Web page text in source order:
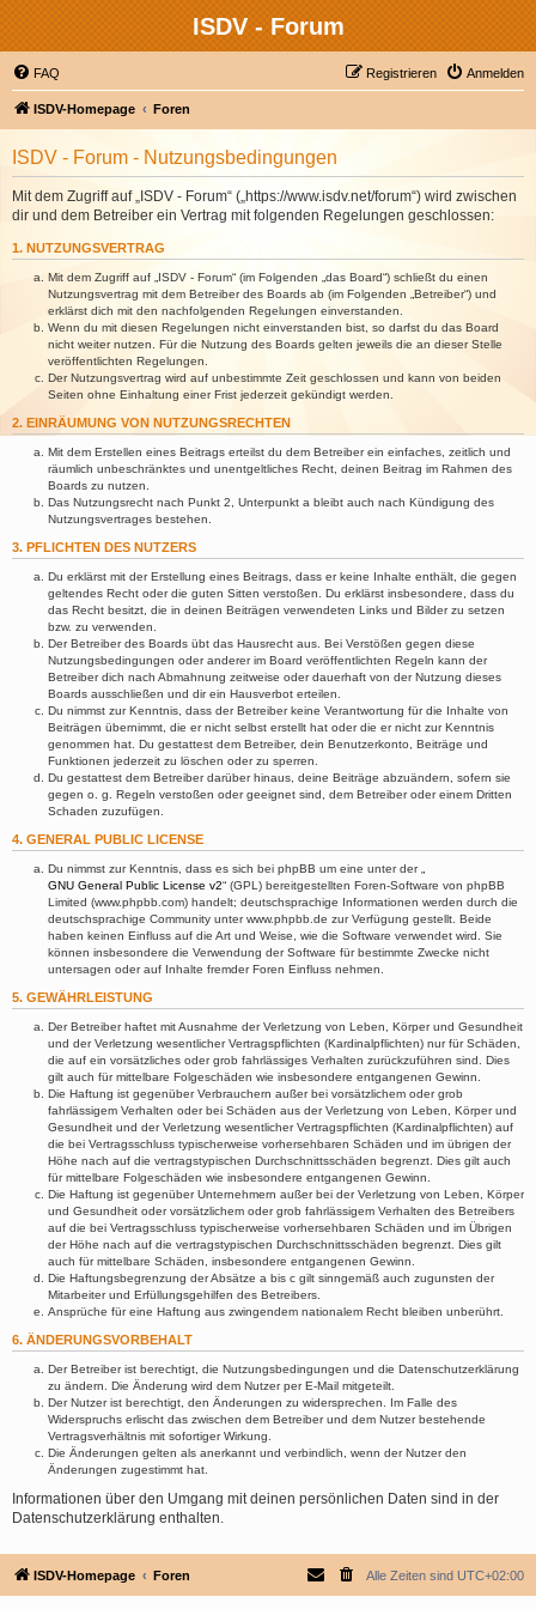
ISDV - Forum
FAQ Anmelden
Registrieren
ISDV-Homepage Foren
ISDV - Forum - Nutzungsbedingungen
Mit dem Zugriff auf „ISDV - Forum“ („https://www.isdv.net/forum“) wird zwischen
dir und dem Betreiber ein Vertrag mit folgenden Regelungen geschlossen:
1. NUTZUNGSVERTRAG
Mit dem Zugriff auf „ISDV - Forum“ (im Folgenden „das Board“) schließt du einen
Nutzungsvertrag mit dem Betreiber des Boards ab (im Folgenden „Betreiber“) und
erklärst dich mit den nachfolgenden Regelungen einverstanden.
Wenn du mit diesen Regelungen nicht einverstanden bist, so darfst du das Board
nicht weiter nutzen. Für die Nutzung des Boards gelten jeweils die an dieser Stelle
veröffentlichten Regelungen.
Der Nutzungsvertrag wird auf unbestimmte Zeit geschlossen und kann von beiden
Seiten ohne Einhaltung einer Frist jederzeit gekündigt werden.
2. EINRÄUMUNG VON NUTZUNGSRECHTEN
Mit dem Erstellen eines Beitrags erteilst du dem Betreiber ein einfaches, zeitlich und
räumlich unbeschränktes und unentgeltliches Recht, deinen Beitrag im Rahmen des
Boards zu nutzen.
Das Nutzungsrecht nach Punkt 2, Unterpunkt a bleibt auch nach Kündigung des
Nutzungsvertrages bestehen.
3. PFLICHTEN DES NUTZERS
Du erklärst mit der Erstellung eines Beitrags, dass er keine Inhalte enthält, die gegen
geltendes Recht oder die guten Sitten verstoßen. Du erklärst insbesondere, dass du
das Recht besitzt, die in deinen Beiträgen verwendeten Links und Bilder zu setzen
bzw. zu verwenden.
Der Betreiber des Boards übt das Hausrecht aus. Bei Verstößen gegen diese
Nutzungsbedingungen oder anderer im Board veröffentlichten Regeln kann der
Betreiber dich nach Abmahnung zeitweise oder dauerhaft von der Nutzung dieses
Boards ausschließen und dir ein Hausverbot erteilen.
Du nimmst zur Kenntnis, dass der Betreiber keine Verantwortung für die Inhalte von
Beiträgen übernimmt, die er nicht selbst erstellt hat oder die er nicht zur Kenntnis
genommen hat. Du gestattest dem Betreiber, dein Benutzerkonto, Beiträge und
Funktionen jederzeit zu löschen oder zu sperren.
Du gestattest dem Betreiber darüber hinaus, deine Beiträge abzuändern, sofern sie
gegen o. g. Regeln verstoßen oder geeignet sind, dem Betreiber oder einem Dritten
Schaden zuzufügen.
4. GENERAL PUBLIC LICENSE
Du nimmst zur Kenntnis, dass es sich bei phpBB um eine unter der „
GNU General Public License v2“ (GPL) bereitgestellten Foren-Software von phpBB
Limited (www.phpbb.com) handelt; deutschsprachige Informationen werden durch die
deutschsprachige Community unter www.phpbb.de zur Verfügung gestellt. Beide
haben keinen Einfluss auf die Art und Weise, wie die Software verwendet wird. Sie
können insbesondere die Verwendung der Software für bestimmte Zwecke nicht
untersagen oder auf Inhalte fremder Foren Einfluss nehmen.
5. GEWÄHRLEISTUNG
Der Betreiber haftet mit Ausnahme der Verletzung von Leben, Körper und Gesundheit
und der Verletzung wesentlicher Vertragspflichten (Kardinalpflichten) nur für Schäden,
die auf ein vorsätzliches oder grob fahrlässiges Verhalten zurückzuführen sind. Dies
gilt auch für mittelbare Folgeschäden wie insbesondere entgangenen Gewinn.
Die Haftung ist gegenüber Verbrauchern außer bei vorsätzlichem oder grob
fahrlässigem Verhalten oder bei Schäden aus der Verletzung von Leben, Körper und
Gesundheit und der Verletzung wesentlicher Vertragspflichten (Kardinalpflichten) auf
die bei Vertragsschluss typischerweise vorhersehbaren Schäden und im übrigen der
Höhe nach auf die vertragstypischen Durchschnittsschäden begrenzt. Dies gilt auch
für mittelbare Folgeschäden wie insbesondere entgangenen Gewinn.
Die Haftung ist gegenüber Unternehmern außer bei der Verletzung von Leben, Körper
und Gesundheit oder vorsätzlichem oder grob fahrlässigem Verhalten des Betreibers
auf die bei Vertragsschluss typischerweise vorhersehbaren Schäden und im Übrigen
der Höhe nach auf die vertragstypischen Durchschnittsschäden begrenzt. Dies gilt
auch für mittelbare Schäden, insbesondere entgangenen Gewinn.
Die Haftungsbegrenzung der Absätze a bis c gilt sinngemäß auch zugunsten der
Mitarbeiter und Erfüllungsgehilfen des Betreibers.
Ansprüche für eine Haftung aus zwingendem nationalem Recht bleiben unberührt.
6. ÄNDERUNGSVORBEHALT
Der Betreiber ist berechtigt, die Nutzungsbedingungen und die Datenschutzerklärung
zu ändern. Die Änderung wird dem Nutzer per E-Mail mitgeteilt.
Der Nutzer ist berechtigt, den Änderungen zu widersprechen. Im Falle des
Widerspruchs erlischt das zwischen dem Betreiber und dem Nutzer bestehende
Vertragsverhältnis mit sofortiger Wirkung.
Die Änderungen gelten als anerkannt und verbindlich, wenn der Nutzer den
Änderungen zugestimmt hat.
Informationen über den Umgang mit deinen persönlichen Daten sind in der
Datenschutzerklärung enthalten.
ISDV-Homepage Foren Alle Zeiten sind UTC+02:00